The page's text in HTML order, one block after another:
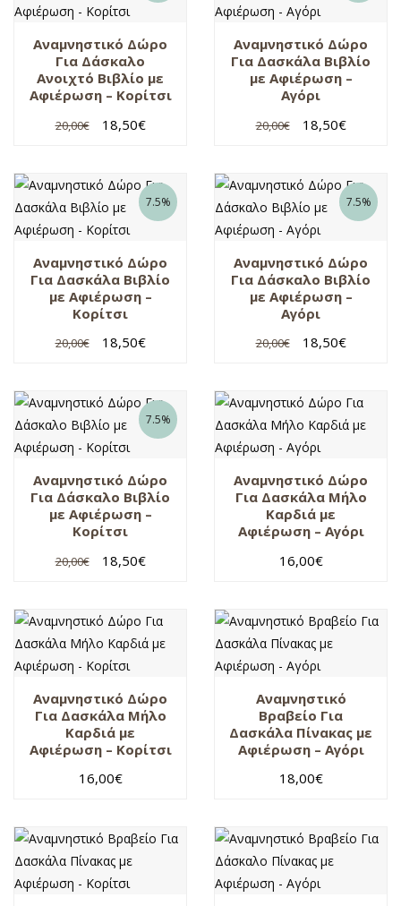
Αναμνηστικό Δώρο
Για Δάσκαλο
Ανοιχτό Βιβλίο με
Αφιέρωση – Κορίτσι
20,00€ 18,50€
Αναμνηστικό Δώρο
Για Δασκάλα Βιβλίο
με Αφιέρωση –
Αγόρι
20,00€ 18,50€
7.5%
Αναμνηστικό Δώρο
Για Δασκάλα Βιβλίο
με Αφιέρωση –
Κορίτσι
20,00€ 18,50€
7.5%
Αναμνηστικό Δώρο
Για Δάσκαλο Βιβλίο
με Αφιέρωση –
Αγόρι
20,00€ 18,50€
7.5%
Αναμνηστικό Δώρο
Για Δάσκαλο Βιβλίο
με Αφιέρωση –
Κορίτσι
20,00€ 18,50€
Αναμνηστικό Δώρο
Για Δασκάλα Μήλο
Καρδιά με
Αφιέρωση – Αγόρι
16,00€
Αναμνηστικό Δώρο
Για Δασκάλα Μήλο
Καρδιά με
Αφιέρωση – Κορίτσι
16,00€
Αναμνηστικό
Βραβείο Για
Δασκάλα Πίνακας με
Αφιέρωση – Αγόρι
18,00€